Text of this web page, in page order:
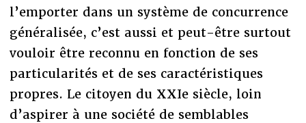
l’emporter dans un système de concurrence
généralisée, c’est aussi et peut-être surtout
vouloir être reconnu en fonction de ses
particularités et de ses caractéristiques
propres. Le citoyen du XXIe siècle, loin
d’aspirer à une société de semblables